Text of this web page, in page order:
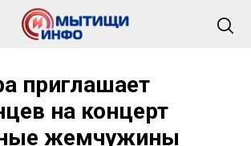
приглашает
на концерт
жемчужины